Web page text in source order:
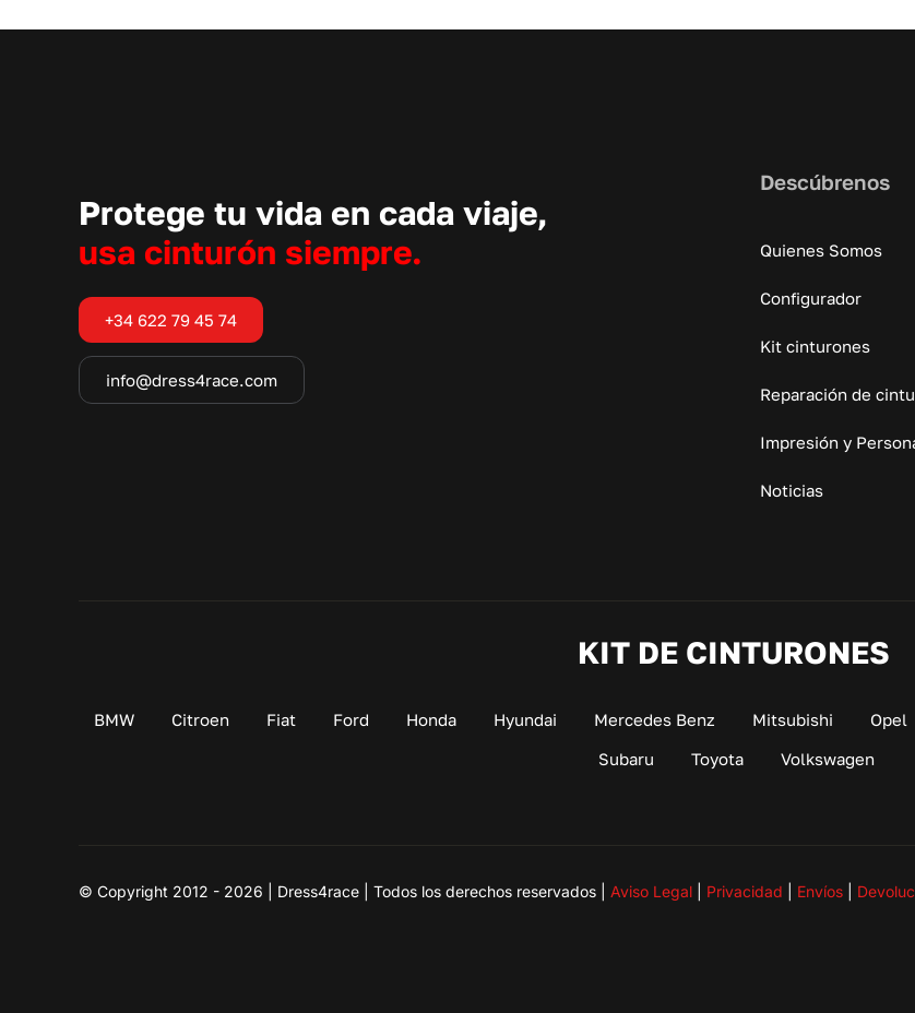
Protege tu vida en cada viaje,
usa cinturón siempre.
+34 622 79 45 74
info@dress4race.com
Descúbrenos
Quienes Somos
Configurador
Kit cinturones
Reparación de
Impresión y
Noticias
KIT DE CINTURONES
BMW Citroen Fiat Ford Honda Hyundai Mercedes Benz Mitsubishi Opel
Subaru
Toyota Volkswagen
© Copyright 2012 - 2026 | Dress4race | Todos los derechos reservados | Aviso Legal| Privacidad Envíos|